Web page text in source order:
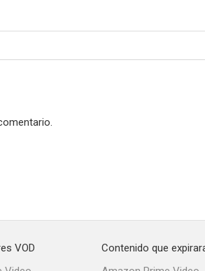
VOD
Contenido que